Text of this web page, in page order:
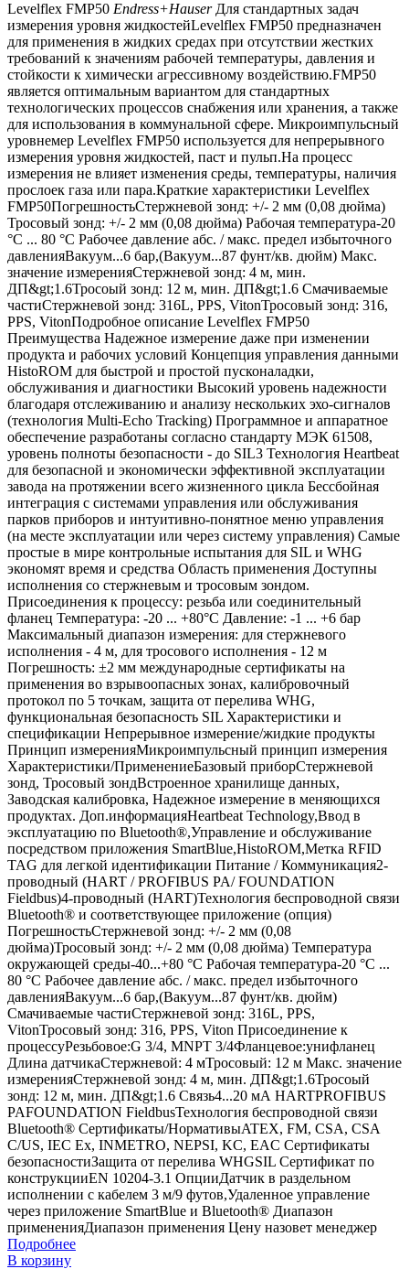
Levelflex FMP50 Endress+Hauser Для стандартных задач
измерения уровня жидкостейLevelflex FMP50 предназначен
для применения в жидких средах при отсутствии жестких
требований к значениям рабочей температуры, давления и
стойкости к химически агрессивному воздействию.FMP50
является оптимальным вариантом для стандартных
технологических процессов снабжения или хранения, а также
для использования в коммунальной сфере. Микроимпульсный
уровнемер Levelflex FMP50 используется для непрерывного
измерения уровня жидкостей, паст и пульп.На процесс
измерения не влияет изменения среды, температуры, наличия
прослоек газа или пара.Краткие характеристики Levelflex
FMP50ПогрешностьСтержневой зонд: +/- 2 мм (0,08 дюйма)
Тросовый зонд: +/- 2 мм (0,08 дюйма) Рабочая температура-20
°C ... 80 °C Рабочее давление абс. / макс. предел избыточного
давленияВакуум...6 бар,(Вакуум...87 фунт/кв. дюйм) Макс.
значение измеренияСтержневой зонд: 4 м, мин.
ДП&gt;1.6Тросоый зонд: 12 м, мин. ДП&gt;1.6 Смачиваемые
частиСтержневой зонд: 316L, PPS, VitonТросовый зонд: 316,
PPS, VitonПодробное описание Levelflex FMP50
Преимущества Надежное измерение даже при изменении
продукта и рабочих условий Концепция управления данными
HistoROM для быстрой и простой пусконаладки,
обслуживания и диагностики Высокий уровень надежности
благодаря отслеживанию и анализу нескольких эхо-сигналов
(технология Multi-Echo Tracking) Программное и аппаратное
обеспечение разработаны согласно стандарту МЭК 61508,
уровень полноты безопасности - до SIL3 Технология Heartbeat
для безопасной и экономически эффективной эксплуатации
завода на протяжении всего жизненного цикла Бессбойная
интеграция с системами управления или обслуживания
парков приборов и интуитивно-понятное меню управления
(на месте эксплуатации или через систему управления) Самые
простые в мире контрольные испытания для SIL и WHG
экономят время и средства Область применения Доступны
исполнения со стержневым и тросовым зондом.
Присоединения к процессу: резьба или соединительный
фланец Температура: -20 ... +80°C Давление: -1 ... +6 бар
Максимальный диапазон измерения: для стержневого
исполнения - 4 м, для тросового исполнения - 12 м
Погрешность: ±2 мм международные сертификаты на
применения во взрывоопасных зонах, калибровочный
протокол по 5 точкам, защита от перелива WHG,
функциональная безопасность SIL Характеристики и
спецификации Непрерывное измерение/жидкие продукты
Принцип измеренияМикроимпульсный принцип измерения
Характеристики/ПрименениеБазовый приборСтержневой
зонд, Тросовый зондВстроенное хранилище данных,
Заводская калибровка, Надежное измерение в меняющихся
продуктах. Доп.информацияHeartbeat Technology,Ввод в
эксплуатацию по Bluetooth®,Управление и обслуживание
посредством приложения SmartBlue,HistoROM,Метка RFID
TAG для легкой идентификации Питание / Коммуникация2-
проводный (HART / PROFIBUS PA/ FOUNDATION
Fieldbus)4-проводный (HART)Технология беспроводной связи
Bluetooth® и соответствующее приложение (опция)
ПогрешностьСтержневой зонд: +/- 2 мм (0,08
дюйма)Тросовый зонд: +/- 2 мм (0,08 дюйма) Температура
окружающей среды-40...+80 °C Рабочая температура-20 °C ...
80 °C Рабочее давление абс. / макс. предел избыточного
давленияВакуум...6 бар,(Вакуум...87 фунт/кв. дюйм)
Смачиваемые частиСтержневой зонд: 316L, PPS,
VitonТросовый зонд: 316, PPS, Viton Присоединение к
процессуРезьбовое:G 3/4, MNPT 3/4Фланцевое:унифланец
Длина датчикаСтержневой: 4 мТросовый: 12 м Макс. значение
измеренияСтержневой зонд: 4 м, мин. ДП&gt;1.6Тросоый
зонд: 12 м, мин. ДП&gt;1.6 Связь4...20 мА HARTPROFIBUS
PAFOUNDATION FieldbusТехнология беспроводной связи
Bluetooth® Сертификаты/НормативыATEX, FM, CSA, CSA
C/US, IEC Ex, INMETRO, NEPSI, KC, EAC Сертификаты
безопасностиЗащита от перелива WHGSIL Сертификат по
конструкцииEN 10204-3.1 ОпцииДатчик в раздельном
исполнении с кабелем 3 м/9 футов,Удаленное управление
через приложение SmartBlue и Bluetooth® Диапазон
примененияДиапазон применения Цену назовет менеджер
Подробнее
В корзину